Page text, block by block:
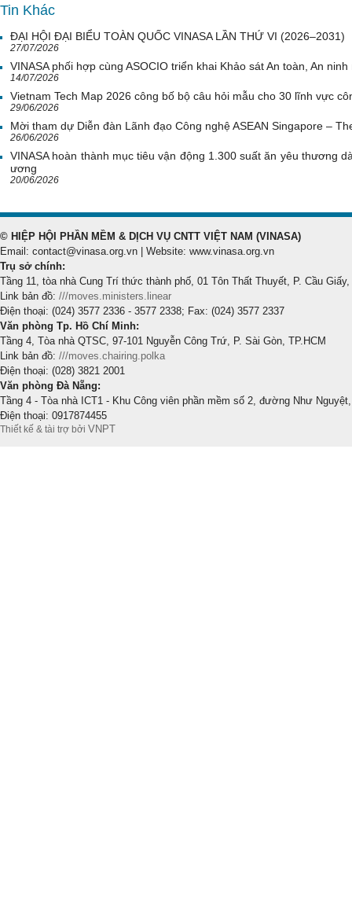
Tin Khác
ĐẠI HỘI ĐẠI BIỂU TOÀN QUỐC VINASA LẦN THỨ VI (2026–2031)
27/07/2026
VINASA phối hợp cùng ASOCIO triển khai Khảo sát An toàn, An
14/07/2026
Vietnam Tech Map 2026 công bố bộ câu hỏi mẫu cho 30 lĩnh vực
29/06/2026
Mời tham dự Diễn đàn Lãnh đạo Công nghệ ASEAN Singapore –
26/06/2026
VINASA hoàn thành mục tiêu vận động 1.300 suất ăn yêu thương
ương
20/06/2026
© HIỆP HỘI PHẦN MỀM & DỊCH VỤ CNTT VIỆT NAM (VINASA)
Email: contact@vinasa.org.vn | Website: www.vinasa.org.vn
Trụ sở chính:
Tầng 11, tòa nhà Cung Trí thức thành phố, 01 Tôn Thất Thuyết, P. Cầu Giấy,
Link bản đồ: ///moves.ministers.linear
Điện thoại: (024) 3577 2336 - 3577 2338; Fax: (024) 3577 2337
Văn phòng Tp. Hồ Chí Minh:
Tầng 4, Tòa nhà QTSC, 97-101 Nguyễn Công Trứ, P. Sài Gòn, TP.HCM
Link bản đồ: ///moves.chairing.polka
Điện thoại: (028) 3821 2001
Văn phòng Đà Nẵng:
Tầng 4 - Tòa nhà ICT1 - Khu Công viên phần mềm số 2, đường Như
Điện thoại: 0917874455
Thiết kế & tài trợ bởi VNPT